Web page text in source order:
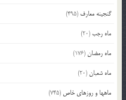
گنجینه معارف (495)
ماه رجب(20)
ماه رمضان(176)
ماه شعبان(20)
ماهها و روزهای خاص (745)